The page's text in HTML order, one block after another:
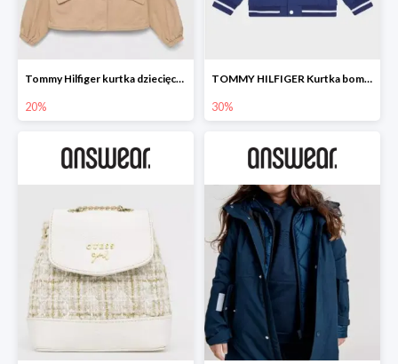
Tommy Hilfiger kurtka dziecięca -20%
20%
TOMMY HILFIGER Kurtka bomber -30%
30%